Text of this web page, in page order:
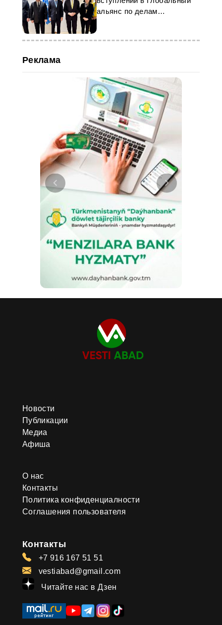
альянс по делам
Реклама
Новости
Публикации
Медиа
Афиша
О нас
Контакты
Политика конфиденциалности
Соглашения пользователя
Контакты
+7 916 167 51 51
vestiabad@gmail.com
Читайте нас в Дзен